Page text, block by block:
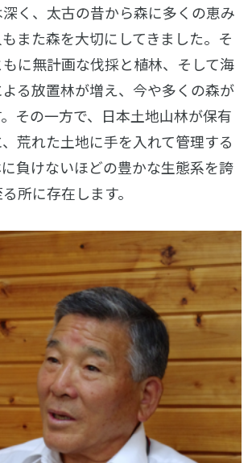
く、太古の昔から森に多くの恵み
また森を大切にしてきました。そ
に無計画な伐採と植林、そして海
る放置林が増え、今や多くの森が
その一方で、日本土地山林が保有
荒れた土地に手を入れて管理する
負けないほどの豊かな生態系を誇
所に存在します。